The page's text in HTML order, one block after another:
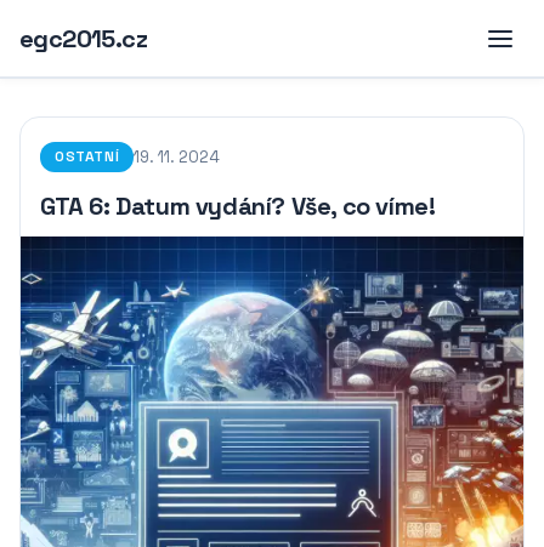
egc2015.cz
OSTATNÍ 19. 11. 2024
GTA 6: Datum vydání? Vše, co víme!